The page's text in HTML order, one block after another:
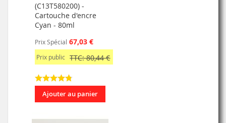
(C13T580200) -
Cartouche d'encre
Cyan - 80ml
Prix Spécial 67,03 €
Prix public TTC: 80,44 €
Ajouter au panier